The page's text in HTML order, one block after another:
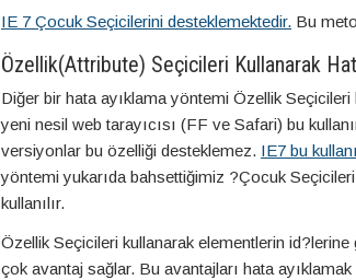
IE 7 Çocuk Seçicilerini desteklemektedir. Bu
Özellik(Attribute) Seçicileri Kullanarak
Diğer bir hata ayıklama yöntemi Özellik
yeni nesil web tarayıcısı (FF ve Safari) bu
versiyonlar bu özelliği desteklemez. IE7 bu
yöntemi yukarıda bahsettiğimiz ?Çocuk
kullanılır.
Özellik Seçicileri kullanarak elementlerin
çok avantaj sağlar. Bu avantajları hata